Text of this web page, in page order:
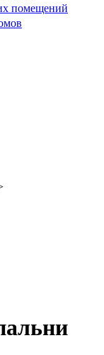
помещений